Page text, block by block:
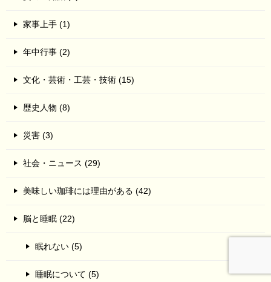
家事上手 (1)
年中行事 (2)
文化・芸術・工芸・技術 (15)
歴史人物 (8)
災害 (3)
社会・ニュース (29)
美味しい珈琲には理由がある (42)
脳と睡眠 (22)
眠れない (5)
睡眠について (5)